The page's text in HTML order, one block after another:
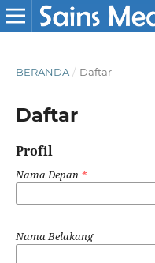
BERANDA / Daftar
Daftar
Profil
Nama Depan *
Nama Belakang